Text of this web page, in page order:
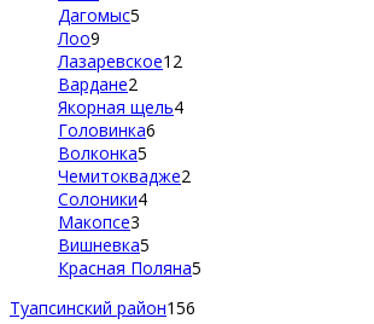
Дагомыс5
Лоо9
Лазаревское12
Вардане2
Якорная щель4
Головинка6
Волконка5
Чемитоквадже2
Солоники4
Макопсе3
Вишневка5
Красная Поляна5
Туапсинский район156